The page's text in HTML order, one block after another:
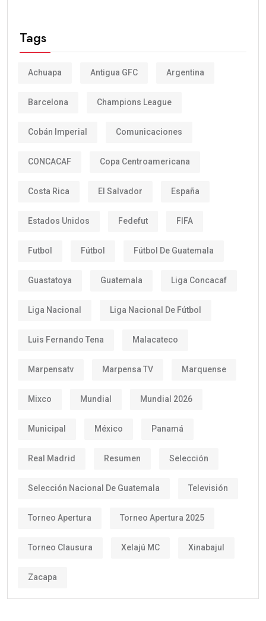
Tags
Achuapa Antigua GFC Argentina
Barcelona Champions League
Cobán Imperial Comunicaciones
CONCACAF Copa Centroamericana
Costa Rica El Salvador España
Estados Unidos Fedefut FIFA
Futbol Fútbol Fútbol De Guatemala
Guastatoya Guatemala Liga Concacaf
Liga Nacional Liga Nacional De Fútbol
Luis Fernando Tena Malacateco
Marpensatv Marpensa TV Marquense
Mixco Mundial Mundial 2026
Municipal México Panamá
Real Madrid Resumen Selección
Selección Nacional De Guatemala Televisión
Torneo Apertura Torneo Apertura 2025
Torneo Clausura Xelajú MC Xinabajul
Zacapa